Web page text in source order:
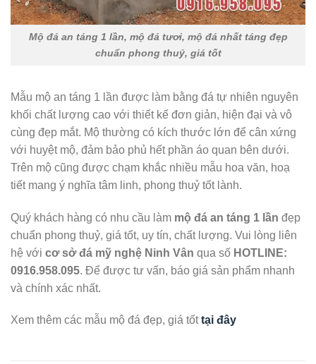
Mộ đá an táng 1 lần, mộ đá tươi, mộ đá nhất táng đẹp
chuẩn phong thuỷ, giá tốt
Mẫu mộ an táng 1 lần được làm bằng đá tự nhiên nguyên
khối chất lượng cao với thiết kế đơn giản, hiện đại và vô
cùng đẹp mắt. Mộ thường có kích thước lớn để cân xứng
với huyệt mộ, đảm bảo phủ hết phần áo quan bên dưới.
Trên mộ cũng được chạm khắc nhiều mẫu hoa văn, hoạ
tiết mang ý nghĩa tâm linh, phong thuỷ tốt lành.
Quý khách hàng có nhu cầu làm mộ đá an táng 1 lần đẹp
chuẩn phong thuỷ, giá tốt, uy tín, chất lượng. Vui lòng liên
hệ với cơ sở đá mỹ nghệ Ninh Vân qua số HOTLINE:
0916.958.095. Để được tư vấn, báo giá sản phẩm nhanh
và chính xác nhất.
Xem thêm các mẫu mộ đá đẹp, giá tốttại đây